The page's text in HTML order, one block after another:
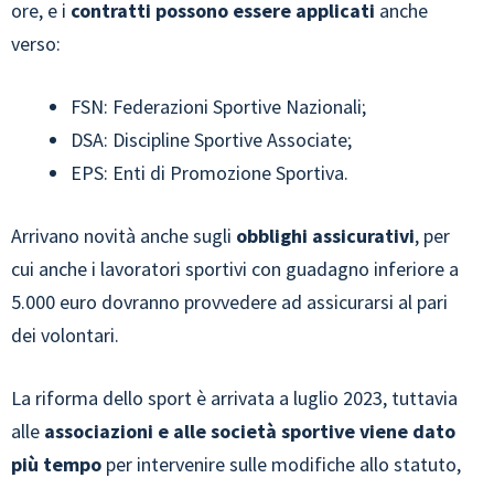
ore, e i contratti possono essere applicati anche
verso:
FSN: Federazioni Sportive Nazionali;
DSA: Discipline Sportive Associate;
EPS: Enti di Promozione Sportiva.
Arrivano novità anche sugli obblighi assicurativi, per
cui anche i lavoratori sportivi con guadagno inferiore a
5.000 euro dovranno provvedere ad assicurarsi al pari
dei volontari.
La riforma dello sport è arrivata a luglio 2023, tuttavia
alle associazioni e alle società sportive viene dato
più tempo per intervenire sulle modifiche allo statuto,